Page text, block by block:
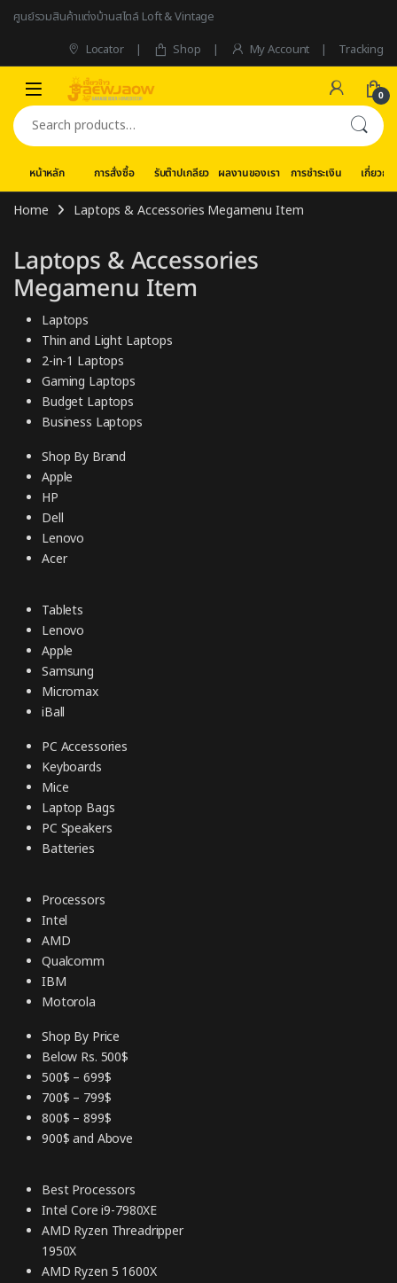
Skip to navigation
Skip to content
ศูนย์รวมสินค้าแต่งบ้านสไตล์ Loft & Vintage
Locator
Shop My Account Tracking
0
Search for:
หน้าหลัก การสั่งซื้อ รับต๊าปเกลียว ผลงานของเรา การชำระเงิน เกี่ยวกับ
Home Laptops & Accessories Megamenu Item
Laptops & Accessories
Megamenu Item
Laptops
Thin and Light Laptops
2-in-1 Laptops
Gaming Laptops
Budget Laptops
Business Laptops
Shop By Brand
Apple
HP
Dell
Lenovo
Acer
Tablets
Lenovo
Apple
Samsung
Micromax
iBall
PC Accessories
Keyboards
Mice
Laptop Bags
PC Speakers
Batteries
Processors
Intel
AMD
Qualcomm
IBM
Motorola
Shop By Price
Below Rs. 500$
500$ – 699$
700$ – 799$
800$ – 899$
900$ and Above
Best Processors
Intel Core i9-7980XE
AMD Ryzen Threadripper
1950X
AMD Ryzen 5 1600X